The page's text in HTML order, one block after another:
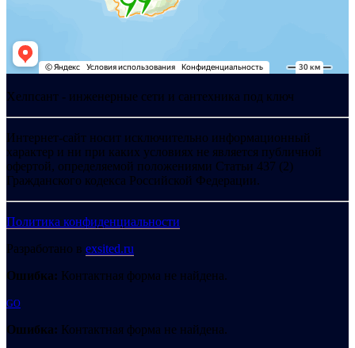
Хелпсант - инженерные сети и сантехника под ключ
Интернет-сайт носит исключительно информационный
характер и ни при каких условиях не является публичной
офертой, определяемой положениями Статьи 437 (2)
Гражданского кодекса Российской Федерации.
Политика конфиденциальности
Разработано в exsited.ru
Ошибка: Контактная форма не найдена.
GO
Ошибка: Контактная форма не найдена.